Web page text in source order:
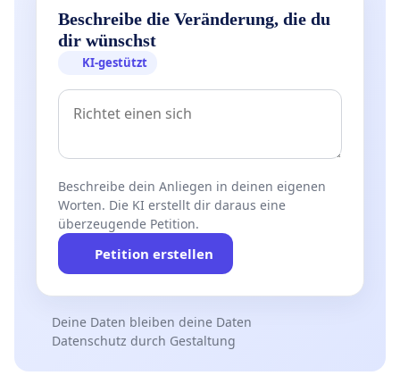
Beschreibe die Veränderung, die du
dir wünschst
KI-gestützt
Beschreibe dein Anliegen in deinen eigenen
Worten. Die KI erstellt dir daraus eine
überzeugende Petition.
Petition erstellen
Deine Daten bleiben deine Daten
Datenschutz durch Gestaltung